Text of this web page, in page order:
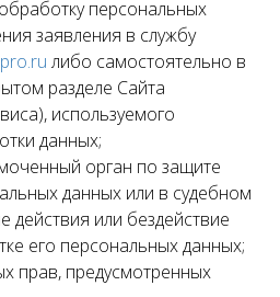
персональных
заявления в службу
либо самостоятельно в
разделе Сайта
используемого
данных;
орган по защите
данных или в судебном
или бездействие
его персональных данных;
прав, предусмотренных